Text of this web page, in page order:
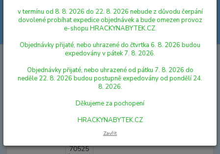
FIGURKY A ZVÍŘÁTKA Schleich 70525 Duhový jednorožec hříbě
Schleich 70525 Duhový
jednorožec hříbě
v termínu od 8. 8. 2026 do 22. 8. 2026 nebude z důvodu čerpání
dovolené probíhat expedice objednávek a bude omezen provoz
e-shopu HRACKYNABYTEK.CZ.
Objednávky přijaté, nebo uhrazené do čtvrtka 6. 8. 2026 budou
expedovány v pátek 7. 8. 2026.
Objednávky přijaté, nebo uhrazené od pátku 7. 8. 2026 do
neděle 22. 8. 2026 budou postupně expedovány od pondělí 24.
8. 2026.
Děkujeme za pochopení
HRACKYNABYTEK.CZ
Zavřít